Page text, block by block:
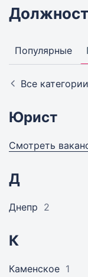
Популярные
Все категории
Юрист
Смотреть
Д
Днепр 2
К
Каменское 1